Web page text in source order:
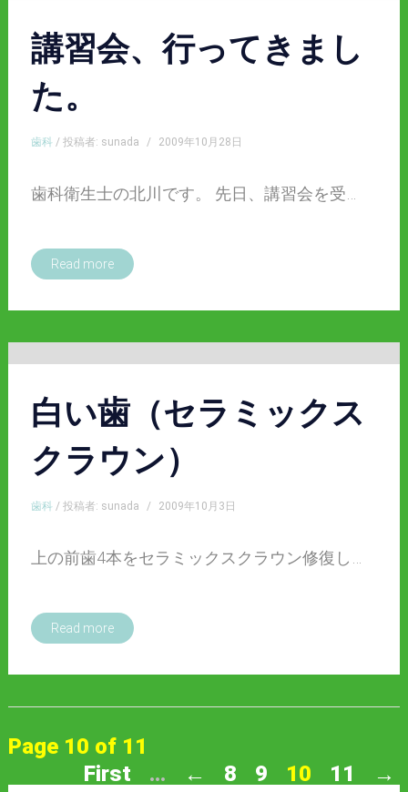
講習会、行ってきまし
た。
歯科/ 投稿者: sunada / 2009年10月28日
歯科衛生士の北川です。 先日、講習会を受…
Read more
白い歯（セラミックス
クラウン）
歯科/ 投稿者: sunada / 2009年10月3日
上の前歯4本をセラミックスクラウン修復し…
Read more
Page 10 of 11
First
... ← 8 9 10 11 →